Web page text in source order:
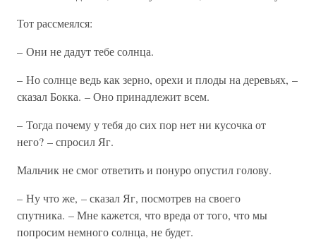
Тот рассмеялся:
– Они не дадут тебе солнца.
– Но солнце ведь как зерно, орехи и плоды на деревьях, –
сказал Бокка. – Оно принадлежит всем.
– Тогда почему у тебя до сих пор нет ни кусочка от
него? – спросил Яг.
Мальчик не смог ответить и понуро опустил голову.
– Ну что же, – сказал Яг, посмотрев на своего
спутника. – Мне кажется, что вреда от того, что мы
попросим немного солнца, не будет.